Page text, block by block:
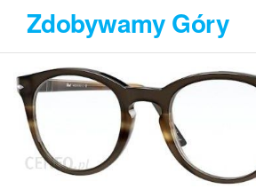
Przejdź
treści
Zdobywamy Góry